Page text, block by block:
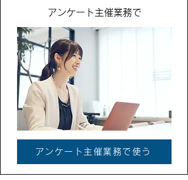
アンケート主催業務で
アンケート主催業務で使う